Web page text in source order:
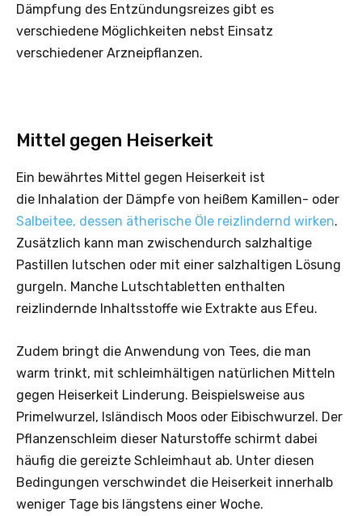
Dämpfung des Entzündungsreizes gibt es
verschiedene Möglichkeiten nebst Einsatz
verschiedener Arzneipflanzen.
Mittel gegen Heiserkeit
Ein bewährtes Mittel gegen Heiserkeit ist
die Inhalation der Dämpfe von heißem Kamillen- oder
Salbeitee, dessen ätherische Öle reizlindernd wirken.
Zusätzlich kann man zwischen­durch salzhaltige
Pastillen lutschen oder mit einer salzhaltigen Lösung
gurgeln. Manche Lutschtabletten enthalten
reizlindernde Inhaltsstoffe wie Extrakte aus Efeu.
Zudem bringt die Anwendung von Tees, die man
warm trinkt, mit schleimhältigen natürlichen Mitteln
gegen Heiserkeit Linderung. Beispielsweise aus
Primelwurzel, Isländisch Moos oder Eibischwurzel. Der
Pflanzenschleim dieser Naturstoffe schirmt dabei
häufig die gereizte Schleimhaut ab. Unter diesen
Bedingungen verschwindet die Heiserkeit innerhalb
weniger Tage bis längstens einer Woche.